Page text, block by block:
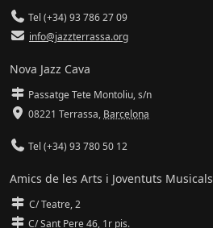
Tel (+34) 93 786 27 09
info@jazzterrassa.org
Nova Jazz Cava
Passatge Tete Montoliu, s/n
08221 Terrassa, Barcelona
Tel (+34) 93 780 50 12
Amics de les Arts i Joventuts Musicals
C/ Teatre, 2
C/ Sant Pere 46, 1r pis.